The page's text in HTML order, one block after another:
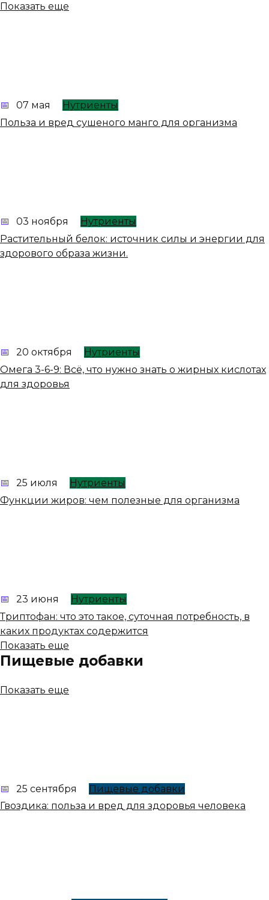
Показать еще
07 мая
Нутриенты
Польза и вред сушеного манго для организма
03 ноября
Нутриенты
Растительный белок: источник силы и энергии для
здорового образа жизни.
20 октября
Нутриенты
Омега 3-6-9: Всё, что нужно знать о жирных кислотах
для здоровья
25 июля
Нутриенты
Функции жиров: чем полезные для организма
23 июня
Нутриенты
Триптофан: что это такое, суточная потребность, в
каких продуктах содержится
Показать еще
Пищевые добавки
Показать еще
25 сентября
Пищевые добавки
Гвоздика: польза и вред для здоровья человека